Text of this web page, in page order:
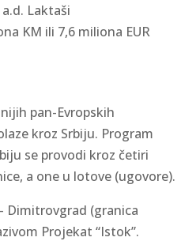
Laktaši
KM ili 7,6 miliona EUR
pan-Evropskih
kroz Srbiju. Program
se provodi kroz četiri
a one u lotove (ugovore).
Dimitrovgrad (granica
Projekat “Istok”.